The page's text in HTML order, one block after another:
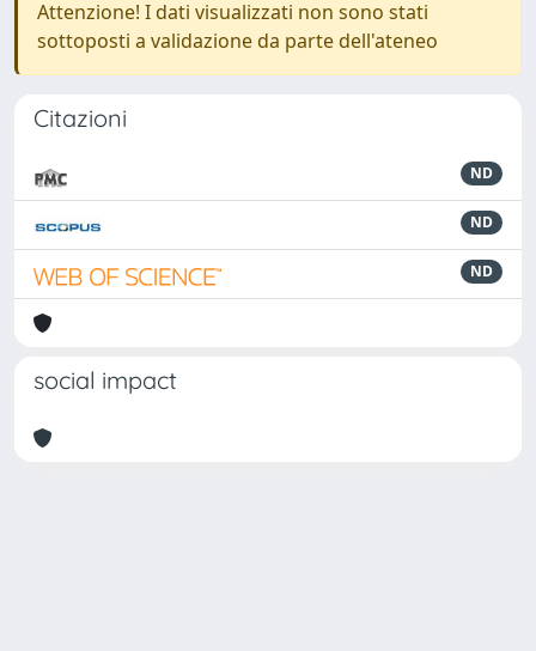
Attenzione! I dati visualizzati non sono stati
sottoposti a validazione da parte dell'ateneo
Citazioni
ND
ND
ND
social impact